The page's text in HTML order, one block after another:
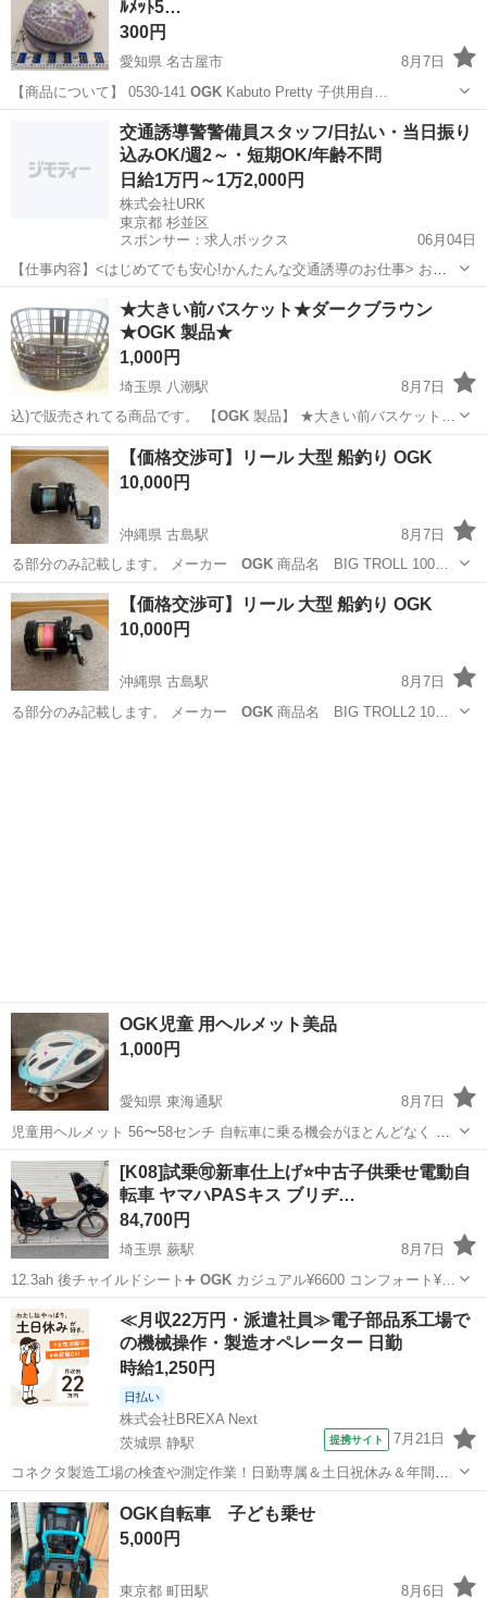
ﾙﾒｯﾄ5…
300円
愛知県 名古屋市
8月7日
【商品について】 0530-141 OGKKabuto Pretty 子供用自…
名古屋市 キッズ用品 ヘルメット
交通誘導警警備員スタッフ/日払い・当日振り
込みOK/週2～・短期OK/年齢不問
日給1万円～1万2,000円
株式会社URK
東京都 杉並区
スポンサー：求人ボックス
06月04日
【仕事内容】<はじめてでも安心!かんたんな交通誘導のお仕事> お願
いするのは、住宅街の工事現場で車や人を安全に誘導するお仕事で
す。 工事現場といっても、住宅街が多いので、交通量は少なめで落ち
着いた環境。 しかも、複雑な片側交互通行...
アルバイト・パート
★大きい前バスケット★ダークブラウン
★OGK 製品★
1,000円
埼玉県 八潮駅
8月7日
込)で販売されてる商品です。 【OGK 製品】 ★大きい前バスケット…
埼玉 三郷市 八潮駅 その他 タイヤ
【価格交渉可】リール 大型 船釣り OGK
10,000円
沖縄県 古島駅
8月7日
る部分のみ記載します。 メーカー OGK 商品名 BIG TROLL 100…
沖縄 那覇市 古島駅 スポーツ OGK
【価格交渉可】リール 大型 船釣り OGK
10,000円
沖縄県 古島駅
8月7日
る部分のみ記載します。 メーカー OGK 商品名 BIG TROLL2 10…
OGK児童 用ヘルメット美品
1,000円
愛知県 東海通駅
8月7日
児童用ヘルメット 56〜58センチ 自転車に乗る機会がほとんどなく 数
回のみ着用し、自宅保管しておりました。
愛知 名古屋市 東海通駅 その他
[K08]試乗🉑新車仕上げ⭐️中古子供乗せ電動自
転車 ヤマハPASキス ブリヂ…
84,700円
埼玉県 蕨駅
8月7日
12.3ah 後チャイルドシート➕ OGKカジュアル¥6600 コンフォート¥…
埼玉 川口市 蕨駅 電動アシスト自転車 バッテリー
≪月収22万円・派遣社員≫電子部品系工場で
の機械操作・製造オペレーター 日勤
時給1,250円
日払い
株式会社BREXA Next
茨城県 静駅
提携サイト 7月21日
コネクタ製造工場の検査や測定作業！日勤専属＆土日祝休み＆年間休
日128日★クリーンルーム内作業★マイカー通勤OK＆無料駐車場あり
★就業先食堂利用可！日払い制度あり！《茨城県常陸大宮市》 人気の
工場のお仕事 ◇コネクタ製造工...
茨城 常陸大宮市 静駅 その他
OGK自転車 子ども乗せ
5,000円
東京都 町田駅
8月6日